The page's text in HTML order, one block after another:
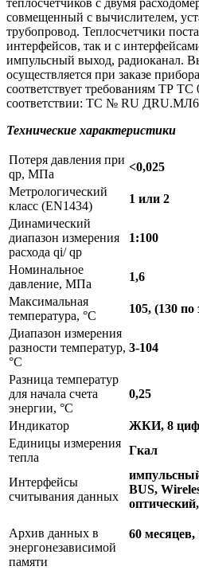
теплосчетчиков с двумя
совмещенный с вычислителем,
трубопровод. Теплосчетчики
интерфейсов, так и с
импульсный выход, радиоканал.
осуществляется при заказе
соответствует требованиям ТР ТС
соответствии: ТС № RU
Технические характеристики
Потеря давления при
qp, МПа
<0,025
Метрологический
класс (EN1434)
1 или 2
Динамический
диапазон измерения
расхода qi/ qp
1:100
Номинальное
давление, МПа
1,6
Максимальная
температура, °C
105, (130 по
Диапазон измерения
разности температур,
°C
3-104
Разница температур
для начала счета
энергии, °C
0,25
Индикатор
ЖКИ, 8
Единицы измерения
тепла
Гкал
Интерфейсы
считывания данных
BUS,
Архив данных в
энергонезависимой
памяти
60 месяцев,